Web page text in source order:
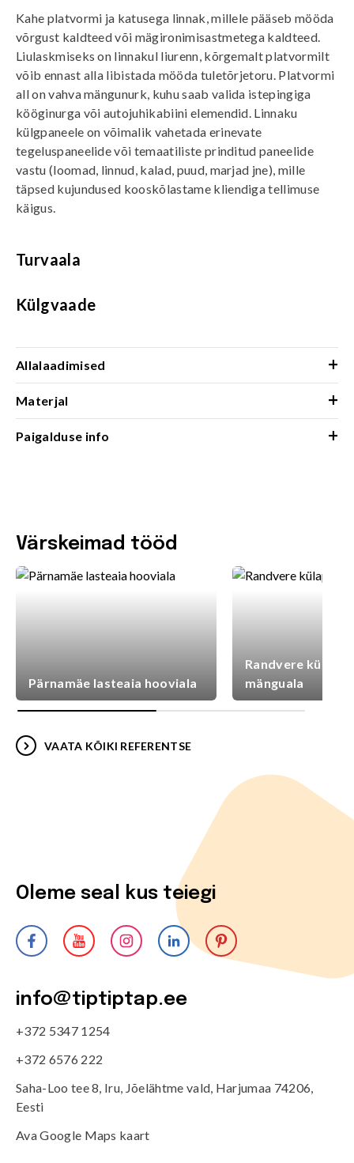
Kahe platvormi ja katusega linnak, millele pääseb mööda
võrgust kaldteed või mägironimisastmetega kaldteed.
Liulaskmiseks on linnakul liurenn, kõrgemalt platvormilt
võib ennast alla libistada mööda tuletõrjetoru. Platvormi
all on vahva mängunurk, kuhu saab valida istepingiga
kööginurga või autojuhikabiini elemendid. Linnaku
külgpaneele on võimalik vahetada erinevate
tegeluspaneelide või temaatiliste prinditud paneelide
vastu (loomad, linnud, kalad, puud, marjad jne), mille
täpsed kujundused kooskõlastame kliendiga tellimuse
käigus.
Turvaala
Külgvaade
Allalaadimised +
Materjal +
Paigalduse info +
Värskeimad tööd
Pärnamäe lasteaia hooviala
Randvere
mänguala
VAATA KÕIKI REFERENTSE
Oleme seal kus teiegi
info@tiptiptap.ee
+372 5347 1254
+372 6576 222
Saha-Loo tee 8, Iru, Jõelähtme vald, Harjumaa 74206,
Eesti
Ava Google Maps kaart